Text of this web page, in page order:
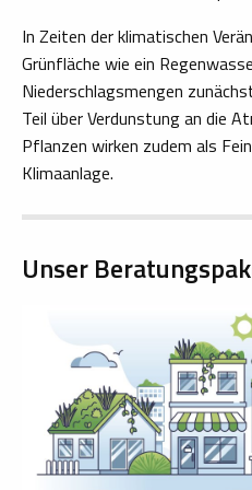
In Zeiten der klimatischen
Grünfläche wie ein
Niederschlagsmengen
Teil über Verdunstung an die
Pflanzen wirken zudem als
Klimaanlage.
Unser